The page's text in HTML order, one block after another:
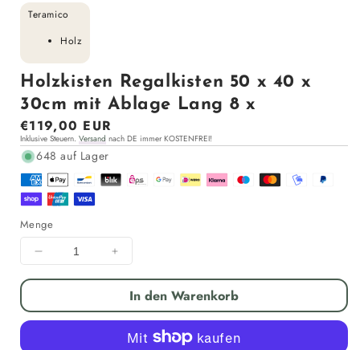
Teramico
Holz
Holzkisten Regalkisten 50 x 40 x
30cm mit Ablage Lang 8 x
Normaler
Preis
€119,00 EUR
Inklusive Steuern. Versand nach DE immer KOSTENFREI!
648 auf Lager
Menge
Menge
für
Regalkisten
50
Menge
für
Holzkisten
Regalkisten
50
In den Warenkorb